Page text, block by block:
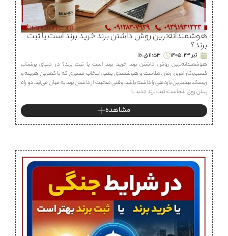
هوشمندانه‌ترین روش داشتن برند خرید برند است یا ثبت
برند؟
تیر 23, 1405
11:53 ق.ظ
هوشمندانه‌ترین روش داشتن برند خرید برند است یا ثبت برند؟ در دنیای پرشتاب
کسب‌وکار امروز، زمان طلاست و هوشمندی یعنی انتخاب مسیری که با کمترین هزینه و
ریسک، بیشترین بازدهی را داشته باشد. وقتی صحبت از داشتن برند به میان می‌آید، دو راه
پیش روی شماست: ثبت برند جدید یا
مشاهده